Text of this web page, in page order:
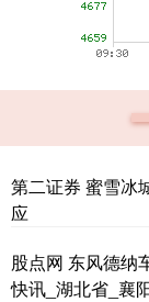
第二证券 蜜雪冰
应
股点网 东风德纳
快讯_湖北省_襄